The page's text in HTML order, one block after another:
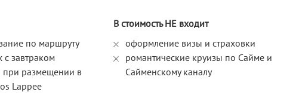
по маршруту
с завтраком
при размещении в
Lappee
В стоимость НЕ входит
оформление визы и страховки
романтические круизы по Сайме и
Сайменскому каналу